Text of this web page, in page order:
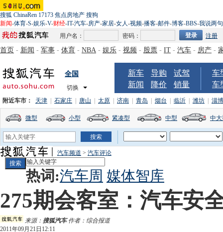
搜狐 ChinaRen 17173 焦点房地产 搜狗
新闻-体育-S-娱乐-V-财经-IT-汽车-房产-家居-女人-视频-播客-邮件-博客-BBS-我说两句
用户名：
密码： 注册
首页 - 新闻 - 军事 - 体育 - NBA - 娱乐 - 视频 - 股票 - IT - 汽车 - 房产 -
全国
切换
新车 导购
试驾
新闻
降价 销量
车
车
附近车市： 天津 石家庄 唐山 太原 济南 青岛 烟台 临沂 潍坊 淄博
微型 小型 紧凑型 中型 中
汽车频道 > 汽车评论
热词:汽车周 媒体智库
275期会客室：汽车安
来源： 搜狐汽车作者：综合报道
2011年09月21日12:11